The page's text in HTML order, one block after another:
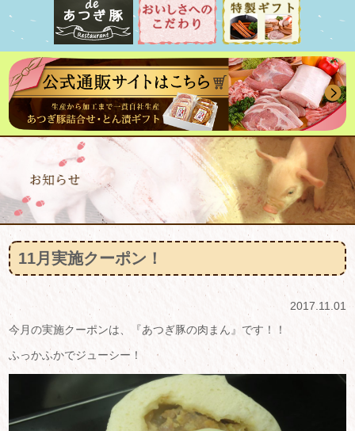
11月実施クーポン！
2017.11.01
今月の実施クーポンは、『あつぎ豚の肉まん』です！！
ふっかふかでジューシー！